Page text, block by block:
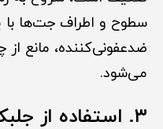
سطوح و اطراف جت‌ها با
ضدعفونی‌کننده، مانع
می‌شود.
۳. استفاده از